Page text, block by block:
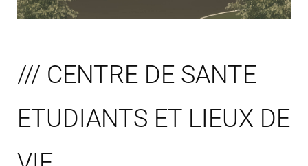
/// CENTRE DE SANTE
ETUDIANTS ET LIEUX DE